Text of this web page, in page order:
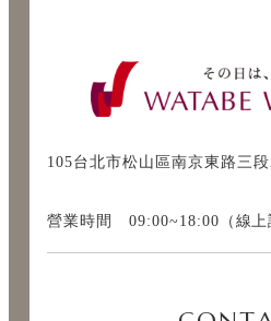
105台北市松山區南京東路三
營業時間 09:00~18:00（線上